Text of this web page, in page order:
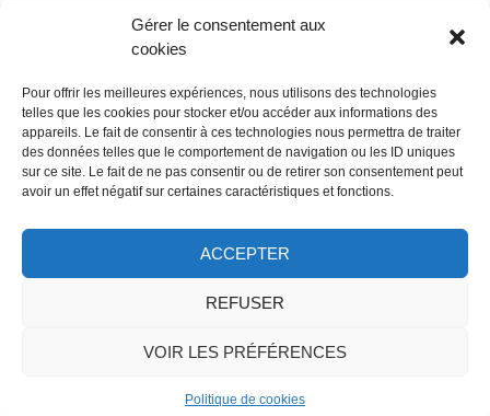
Gérer le consentement aux
cookies
Pour offrir les meilleures expériences, nous utilisons des technologies
telles que les cookies pour stocker et/ou accéder aux informations des
appareils. Le fait de consentir à ces technologies nous permettra de traiter
des données telles que le comportement de navigation ou les ID uniques
sur ce site. Le fait de ne pas consentir ou de retirer son consentement peut
avoir un effet négatif sur certaines caractéristiques et fonctions.
ACCEPTER
REFUSER
VOIR LES PRÉFÉRENCES
Politique de cookies
2
Accueil À propos Contact
Mentions légales
Politique de cookies (UE)
© 2016-2021 Les Voyages de Cindy
RETOUR EN HAUT